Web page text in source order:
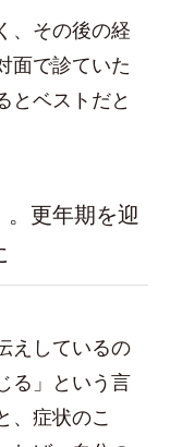
、その後の経
面で診ていた
とベストだと
。更年期を迎
えしているの
る」という言
、症状のこ